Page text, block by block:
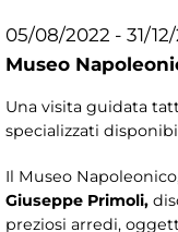
05/08/2022 - 31/
Museo
Una visita guidata
specializzati
Il Museo
Giuseppe Primoli,
preziosi arredi,